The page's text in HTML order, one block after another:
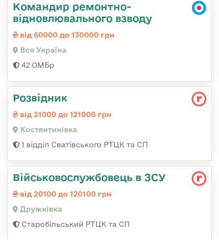
Командир ремонтно-
відновлювального взводу
від 60000 до 130000 грн
Вся Україна
42 ОМБр
Розвідник
від 21000 до 121000 грн
Костянтинівка
1 відділ Сватівського РТЦК та СП
Військовослужбовець в ЗСУ
від 20100 до 120100 грн
Дружківка
Старобільський РТЦК та СП